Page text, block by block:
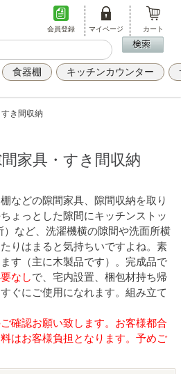
会員登録 マイページ カート
食器棚 キッチンカウンター
き間収納
家具・すき間収納
などの隙間家具、隙間収納を取り
ょっとした隙間にキッチンストッ
）など、洗濯機横の隙間や洗面所横
りはまると気持ちいですよね。素
す（主に木製品です）。完成品で
なしで、宅内設置、梱包材持ち帰
ぐにご使用になれます。組み立て
確認お願い致します。お客様都合
はお客様負担となります。予めご